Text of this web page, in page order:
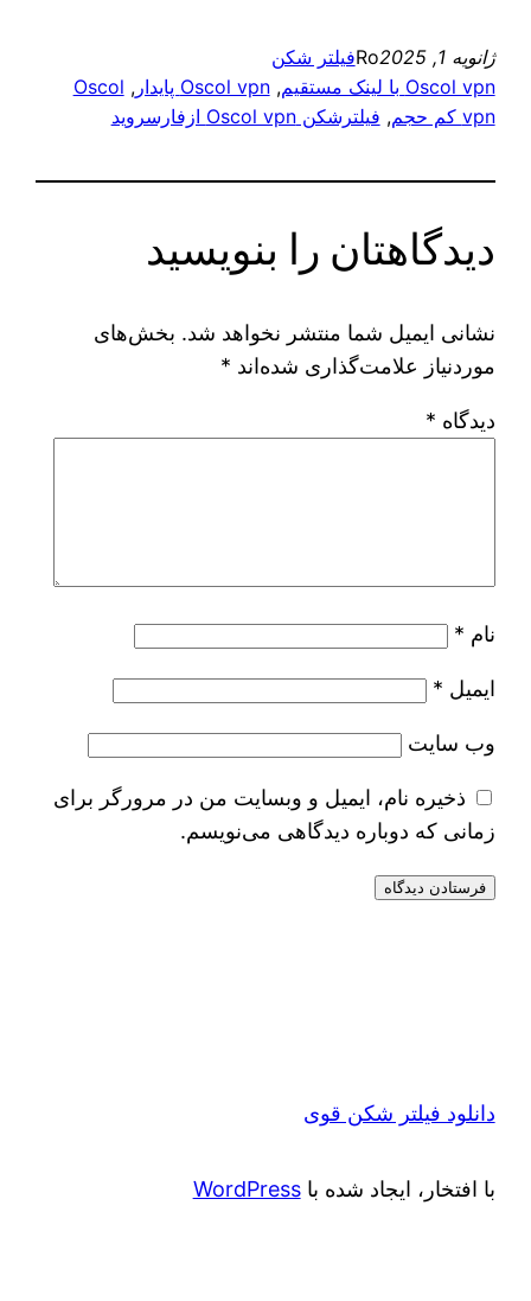
ژانویه 1, 2025 Roفیلتر شکن
Oscol vpn با لینک مستقیم
, Oscol vpn پایدار ,
Oscol
vpn کم حجم
, فیلترشکن Oscol vpn ازفارسروید
دیدگاهتان را بنویسید
نشانی ایمیل شما منتشر نخواهد شد. بخش‌های
موردنیاز علامت‌گذاری شده‌اند *
دیدگاه *
نام *
ایمیل *
وب‌ سایت
ذخیره نام، ایمیل و وبسایت من در مرورگر برای
زمانی که دوباره دیدگاهی می‌نویسم.
دانلود فیلتر شکن قوی
با افتخار، ایجاد شده باWordPress